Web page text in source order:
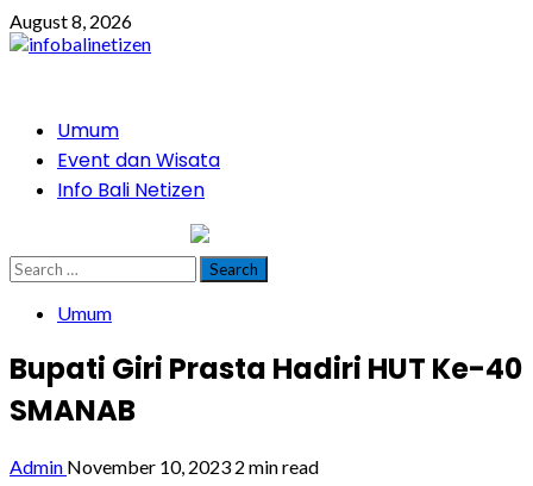
Skip
to
August 8, 2026
PrimaryUmum
Event dan Wisata
Info Bali Netizen
Search
for:
Umum
Bupati Giri Prasta Hadiri HUT Ke-40
SMANAB
Admin November 10, 2023 2 min read